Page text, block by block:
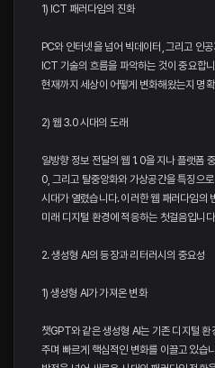
1) ICT 패러다임의 진화
PC와 인터넷을 넘어 빅데이터, 그리고 인
ICT 기술의 흐름을 파악하는 것이 중요합
현재까지 세상이 어떻게 변화해왔는지 명
2) 웹 3.0 시대의 도래
일방향 정보 전달의 웹 1. 0을 지나 플랫폼
0, 그리고 탈중앙화와 가상공간을 특징으
시대가 열렸습니다. 이러한 웹 패러다임의
미래 디지털 환경에 적응하는 첫걸음입니
2. 생성형 AI의 등장과 리터러시의 중요성
1) 생성형 AI가 가져온 변화
챗GPT와 같은 생성형 AI는 기존 디지털 환
주며 빠르게 핵심적인 변화를 이끌고 있습